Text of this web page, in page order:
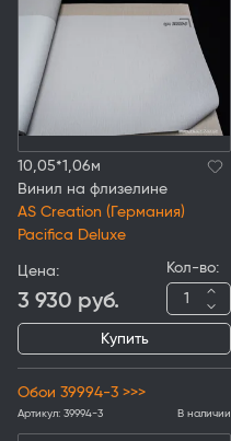
10,05*1,06м
Винил на флизелине
AS Creation (Германия)
Pacifica Deluxe
Цена:
3 930 руб.
Кол-во:
Купить
Обои 39994-3 >>>
Артикул: 39994-3 В наличии